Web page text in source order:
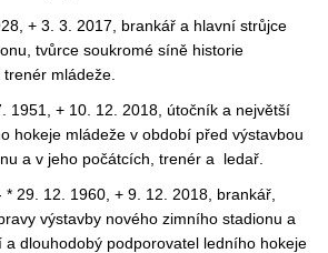
+ 3. 3. 2017, brankář a hlavní strůjce
tvůrce soukromé síně historie
mládeže.
1951, + 10. 12. 2018, útočník a největší
hokeje mládeže v období před výstavbou
a v jeho počátcích, trenér a ledař.
* 29. 12. 1960, + 9. 12. 2018, brankář,
výstavby nového zimního stadionu a
a dlouhodobý podporovatel ledního hokeje